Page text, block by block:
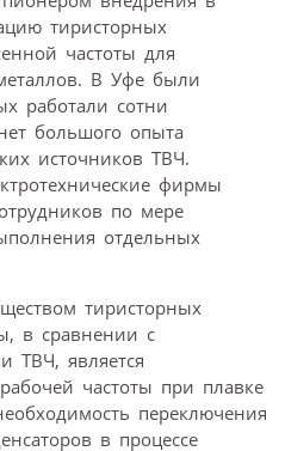
тиристорных
частоты для
В Уфе были
работали сотни
большого опыта
источников ТВЧ.
фирмы
по мере
отдельных
тиристорных
в сравнении с
ТВЧ, является
частоты при плавке
переключения
в процессе